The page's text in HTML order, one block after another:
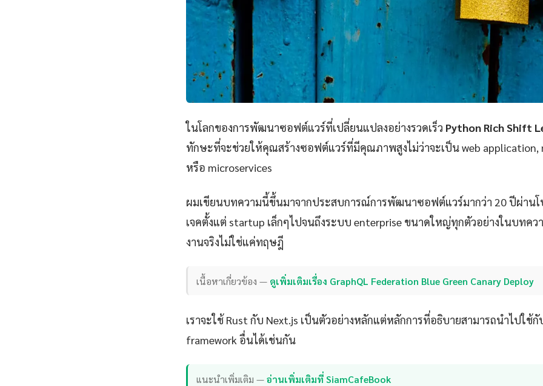
ในโลกของการพัฒนาซอฟต์แวร์ที่เปลี่ยนแปลงอย่างรวดเร็ว Python Rich Shift
ทักษะที่จะช่วยให้คุณสร้างซอฟต์แวร์ที่มีคุณภาพสูงไม่ว่าจะเป็น web application,
หรือ microservices
ผมเขียนบทความนี้ขึ้นมาจากประสบการณ์การพัฒนาซอฟต์แวร์มากว่า 20 ปีผ่านโ
เจคตั้งแต่ startup เล็กๆไปจนถึงระบบ enterprise ขนาดใหญ่ทุกตัวอย่างในบทคว
งานจริงไม่ใช่แค่ทฤษฎี
เนื้อหาเกี่ยวข้อง — ดูเพิ่มเติมเรื่อง GraphQL Federation Blue Green Canary Deploy
เราจะใช้ Rust กับ Next.js เป็นตัวอย่างหลักแต่หลักการที่อธิบายสามารถนำไปใช้
framework อื่นได้เช่นกัน
แนะนำเพิ่มเติม —อ่านเพิ่มเติมที่ SiamCafeBook